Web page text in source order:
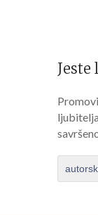
Jeste